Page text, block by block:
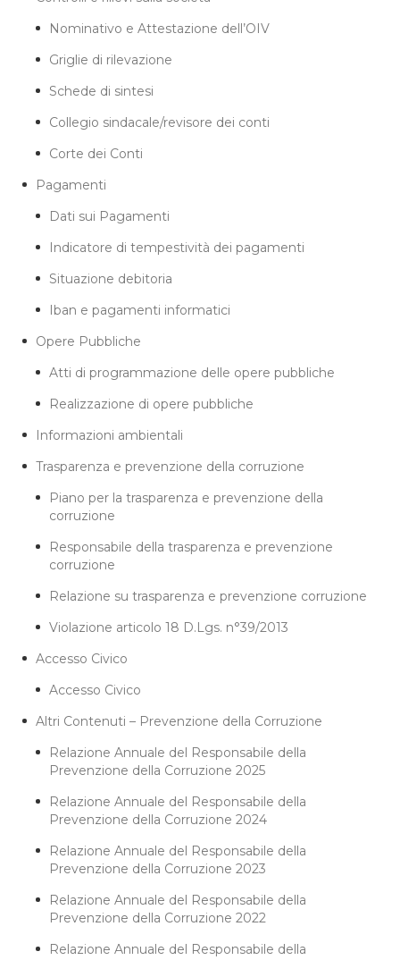
Nominativo e Attestazione dell’OIV
Griglie di rilevazione
Schede di sintesi
Collegio sindacale/revisore dei conti
Corte dei Conti
Pagamenti
Dati sui Pagamenti
Indicatore di tempestività dei pagamenti
Situazione debitoria
Iban e pagamenti informatici
Opere Pubbliche
Atti di programmazione delle opere pubbliche
Realizzazione di opere pubbliche
Informazioni ambientali
Trasparenza e prevenzione della corruzione
Piano per la trasparenza e prevenzione della
corruzione
Responsabile della trasparenza e prevenzione
corruzione
Relazione su trasparenza e prevenzione corruzione
Violazione articolo 18 D.Lgs. n°39/2013
Accesso Civico
Accesso Civico
Altri Contenuti – Prevenzione della Corruzione
Relazione Annuale del Responsabile della
Prevenzione della Corruzione 2025
Relazione Annuale del Responsabile della
Prevenzione della Corruzione 2024
Relazione Annuale del Responsabile della
Prevenzione della Corruzione 2023
Relazione Annuale del Responsabile della
Prevenzione della Corruzione 2022
Relazione Annuale del Responsabile della